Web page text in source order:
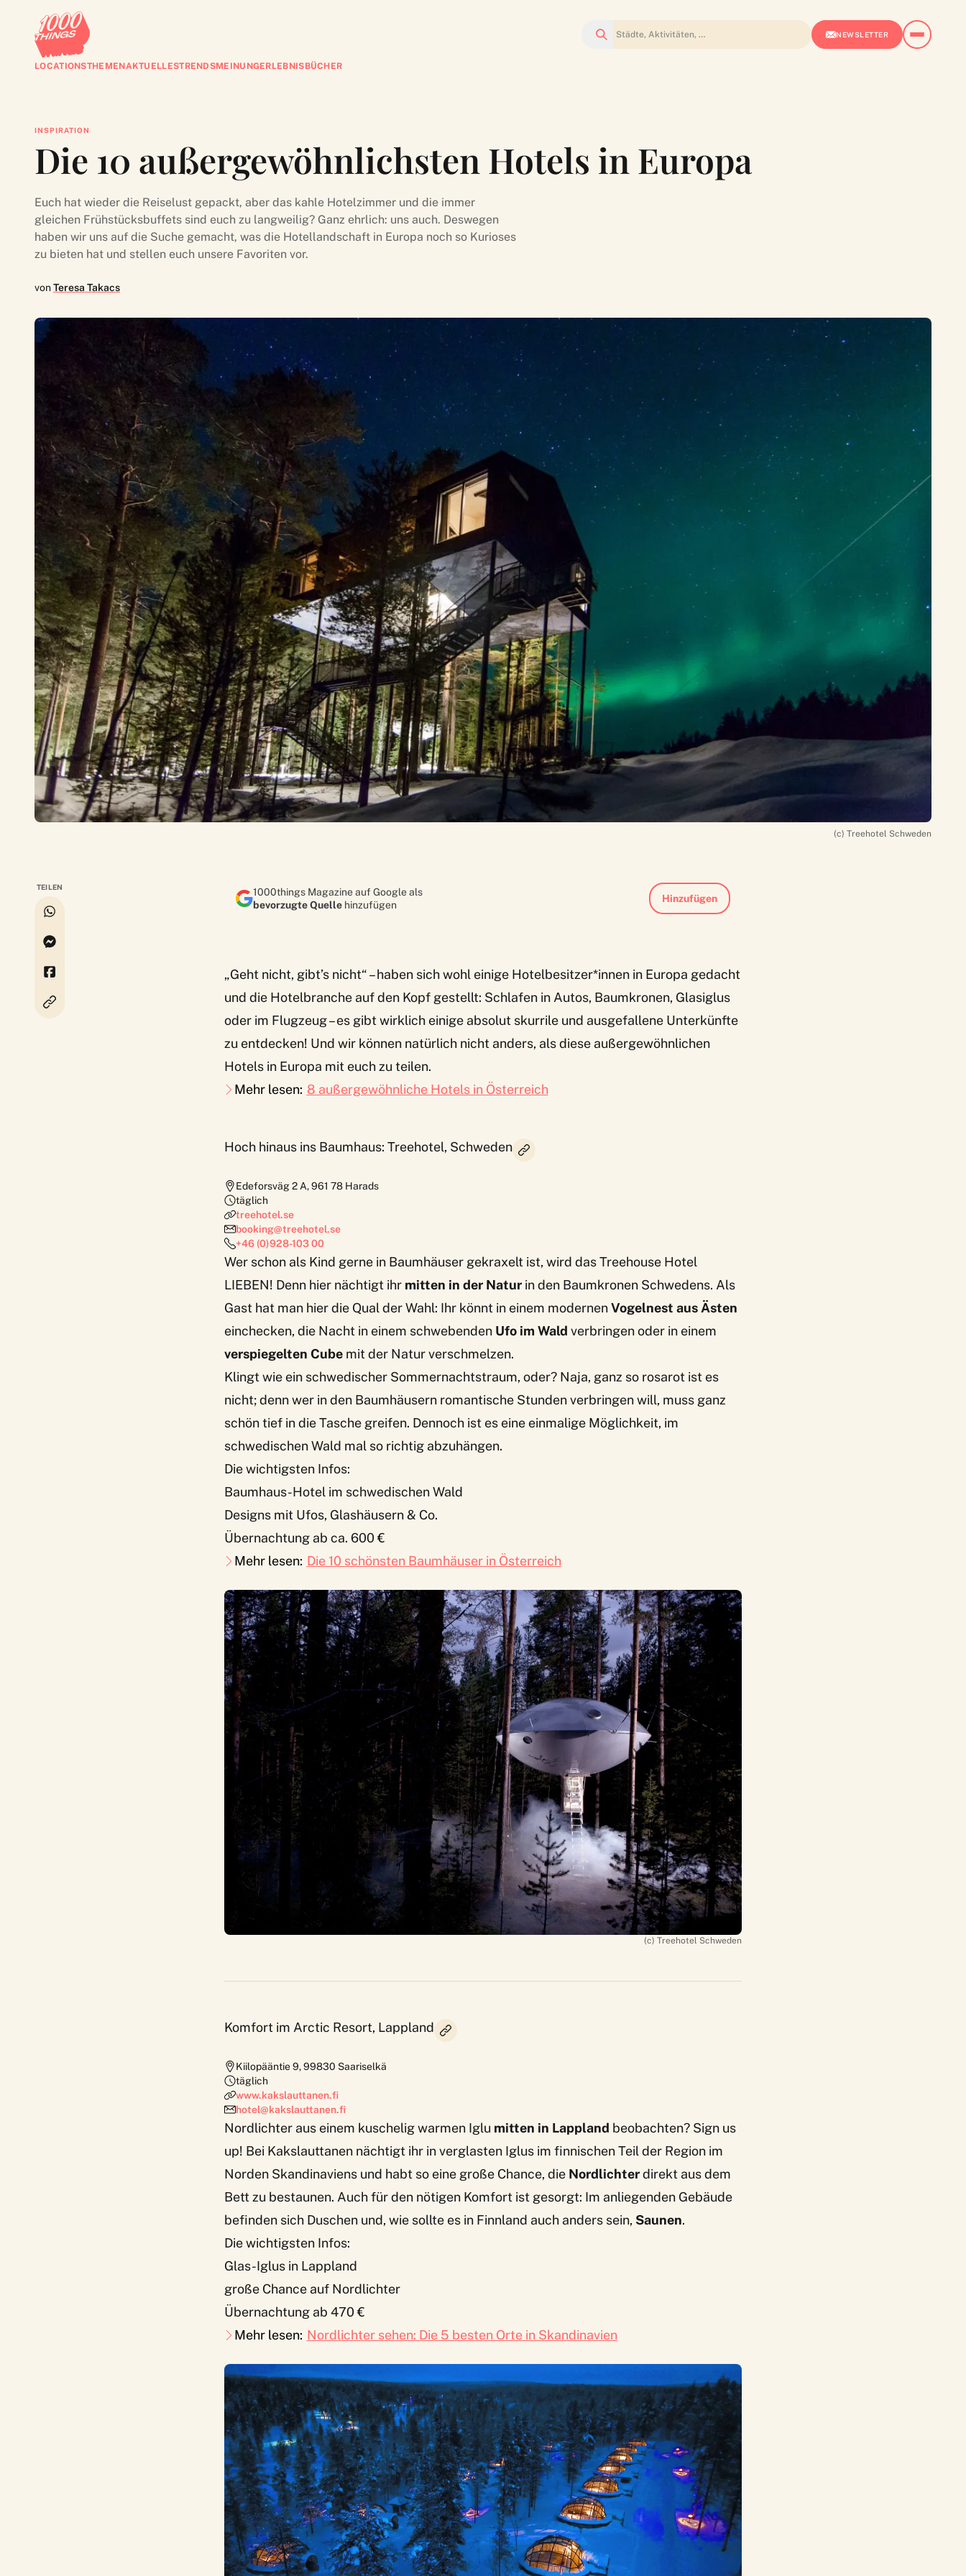
Suchen NEWSLETTER
LOCATIONSTHEMENAKTUELLESTRENDSMEINUNGERLEBNISBÜCHER
INSPIRATION
Die 10 außergewöhnlichsten Hotels in Europa
Euch hat wieder die Reiselust gepackt, aber das kahle Hotelzimmer und die immer
gleichen Frühstücksbuffets sind euch zu langweilig? Ganz ehrlich: uns auch. Deswegen
haben wir uns auf die Suche gemacht, was die Hotellandschaft in Europa noch so Kurioses
zu bieten hat und stellen euch unsere Favoriten vor.
vonTeresa Takacs
(c) Treehotel Schweden
TEILEN
1000things Magazine auf Google als
bevorzugte Quelle hinzufügen
Hinzufügen
„Geht nicht, gibt’s nicht“ – haben sich wohl einige Hotelbesitzer*innen in Europa gedacht
und die Hotelbranche auf den Kopf gestellt: Schlafen in Autos, Baumkronen, Glasiglus
oder im Flugzeug – es gibt wirklich einige absolut skurrile und ausgefallene Unterkünfte
zu entdecken! Und wir können natürlich nicht anders, als diese außergewöhnlichen
Hotels in Europa mit euch zu teilen.
Mehr lesen: 8 außergewöhnliche Hotels in Österreich
Hoch hinaus ins Baumhaus: Treehotel, Schweden
Edeforsväg 2 A,961 78 Harads
täglich
treehotel.se
booking@treehotel.se
+46 (0)928-103 00
Wer schon als Kind gerne in Baumhäuser gekraxelt ist, wird dasTreehouse Hotel
LIEBEN! Denn hier nächtigt ihr mitten in der Natur in den Baumkronen Schwedens. Als
Gast hat man hier die Qual der Wahl: Ihr könnt in einem modernenVogelnest aus Ästen
einchecken, die Nacht in einem schwebenden Ufo im Wald verbringen oder in einem
verspiegelten Cube mit der Natur verschmelzen.
Klingt wie ein schwedischer Sommernachtstraum, oder? Naja, ganz so rosarot ist es
nicht; denn wer in den Baumhäusern romantische Stunden verbringen will, muss ganz
schön tief in die Tasche greifen. Dennoch ist es eine einmalige Möglichkeit, im
schwedischen Wald mal so richtig abzuhängen.
Die wichtigsten Infos:
Baumhaus-Hotel im schwedischen Wald
Designs mit Ufos, Glashäusern & Co.
Übernachtung ab ca. 600 €
Mehr lesen: Die 10 schönsten Baumhäuser in Österreich
(c) Treehotel Schweden
Komfort im Arctic Resort, Lappland
Kiilopääntie 9,99830 Saariselkä
täglich
www.kakslauttanen.fi
hotel@kakslauttanen.fi
Nordlichter aus einem kuschelig warmen Iglu mitten in Lappland beobachten? Sign us
up! Bei Kakslauttanen nächtigt ihr in verglasten Iglus im finnischen Teil der Region im
Norden Skandinaviens und habt so eine große Chance, die Nordlichterdirekt aus dem
Bett zu bestaunen. Auch für den nötigen Komfort ist gesorgt: Im anliegenden Gebäude
befinden sich Duschen und, wie sollte es in Finnland auch anders sein, Saunen.
Die wichtigsten Infos:
Glas-Iglus in Lappland
große Chance auf Nordlichter
Übernachtung ab 470 €
Mehr lesen: Nordlichter sehen: Die 5 besten Orte in Skandinavien